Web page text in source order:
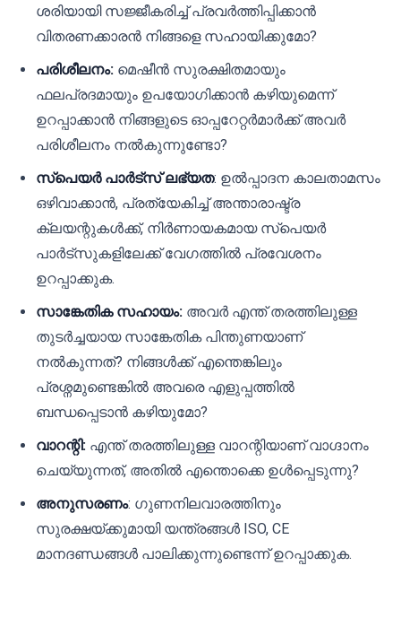
ശരിയായി സജ്ജീകരിച്ച് പ്രവർത്തിപ്പിക്കാൻ
വിതരണക്കാരൻ നിങ്ങളെ സഹായിക്കുമോ?
പരിശീലനം: മെഷീൻ സുരക്ഷിതമായും
ഫലപ്രദമായും ഉപയോഗിക്കാൻ കഴിയുമെന്ന്
ഉറപ്പാക്കാൻ നിങ്ങളുടെ ഓപ്പറേറ്റർമാർക്ക് അവർ
പരിശീലനം നൽകുന്നുണ്ടോ?
സ്പെയർ പാർട്സ് ലഭ്യത: ഉൽപ്പാദന കാലതാമസം
ഒഴിവാക്കാൻ, പ്രത്യേകിച്ച് അന്താരാഷ്ട്ര
ക്ലയന്റുകൾക്ക്, നിർണായകമായ സ്പെയർ
പാർട്സുകളിലേക്ക് വേഗത്തിൽ പ്രവേശനം
ഉറപ്പാക്കുക.
സാങ്കേതിക സഹായം: അവർ എന്ത് തരത്തിലുള്ള
തുടർച്ചയായ സാങ്കേതിക പിന്തുണയാണ്
നൽകുന്നത്? നിങ്ങൾക്ക് എന്തെങ്കിലും
പ്രശ്നമുണ്ടെങ്കിൽ അവരെ എളുപ്പത്തിൽ
ബന്ധപ്പെടാൻ കഴിയുമോ?
വാറന്റി: എന്ത് തരത്തിലുള്ള വാറന്റിയാണ് വാഗ്ദാനം
ചെയ്യുന്നത്, അതിൽ എന്തൊക്കെ ഉൾപ്പെടുന്നു?
അനുസരണം: ഗുണനിലവാരത്തിനും
സുരക്ഷയ്ക്കുമായി യന്ത്രങ്ങൾ ISO, CE
മാനദണ്ഡങ്ങൾ പാലിക്കുന്നുണ്ടെന്ന് ഉറപ്പാക്കുക.